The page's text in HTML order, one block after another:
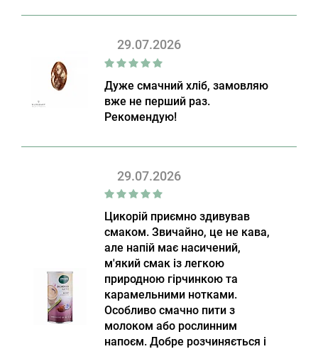
29.07.2026
Дуже смачний хліб, замовляю
вже не перший раз.
Рекомендую!
29.07.2026
Цикорій приємно здивував
смаком. Звичайно, це не кава,
але напій має насичений,
м'який смак із легкою
природною гірчинкою та
карамельними нотками.
Особливо смачно пити з
молоком або рослинним
напоєм. Добре розчиняється і